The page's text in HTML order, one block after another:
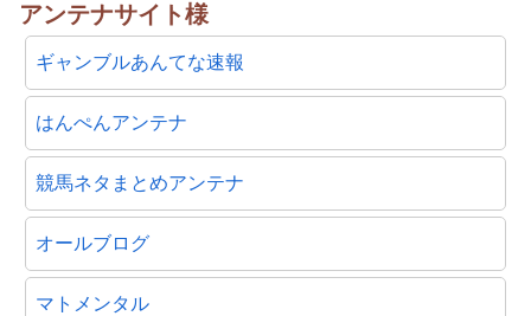
アンテナサイト様
ギャンブルあんてな速報
はんぺんアンテナ
競馬ネタまとめアンテナ
オールブログ
マトメンタル